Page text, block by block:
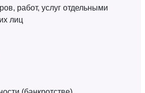
работ, услуг отдельными
лиц